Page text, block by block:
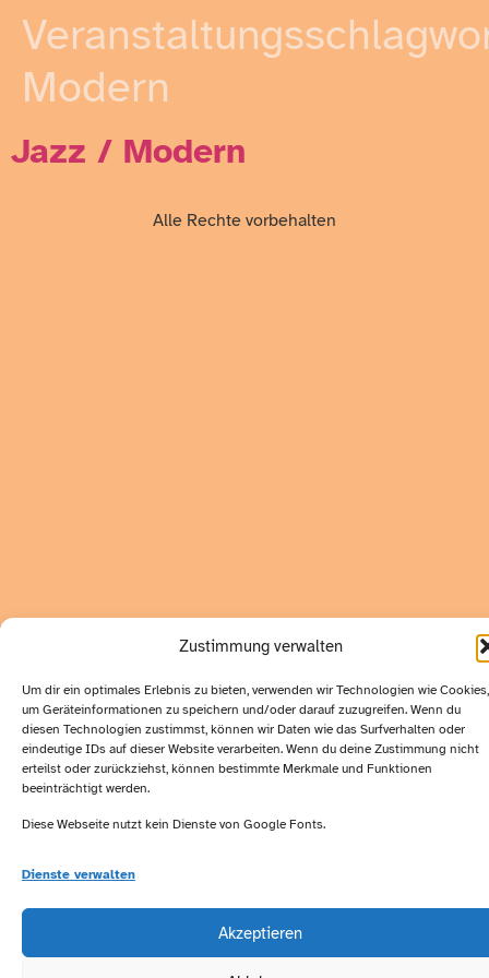
Zustimmung verwalten
Um dir ein optimales Erlebnis zu bieten, verwenden wir Technologien wie Cookies,
um Geräteinformationen zu speichern und/oder darauf zuzugreifen. Wenn du
diesen Technologien zustimmst, können wir Daten wie das Surfverhalten oder
eindeutige IDs auf dieser Website verarbeiten. Wenn du deine Zustimmung nicht
erteilst oder zurückziehst, können bestimmte Merkmale und Funktionen
beeinträchtigt werden.
Diese Webseite nutzt kein Dienste von Google Fonts.
Dienste verwalten
Akzeptieren
Modern
Jazz / Modern
Alle Rechte vorbehalten